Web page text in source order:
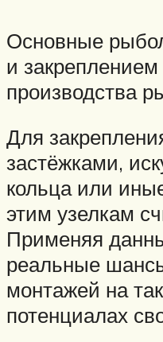
Основные
и
производства
Для
застёжками,
кольца или
этим узелкам
Применяя
реальные
монтажей на
потенциалах